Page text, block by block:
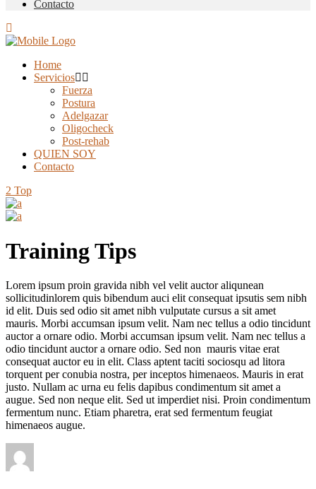
Contacto
Home
Servicios
Fuerza
Postura
Adelgazar
Oligocheck
Post-rehab
QUIEN SOY
Contacto
Top
Training Tips
Lorem ipsum proin gravida nibh vel velit auctor aliqunean
sollicitudinlorem quis bibendum auci elit consequat ipsutis sem nibh
id elit. Duis sed odio sit amet nibh vulputate cursus a sit amet
mauris. Morbi accumsan ipsum velit. Nam nec tellus a odio tincidunt
auctor a ornare odio. Morbi accumsan ipsum velit. Nam nec tellus a
odio tincidunt auctor a ornare odio. Sed non mauris vitae erat
consequat auctor eu in elit. Class aptent taciti sociosqu ad litora
torquent per conubia nostra, per inceptos himenaeos. Mauris in erat
justo. Nullam ac urna eu felis dapibus condimentum sit amet a
augue. Sed non neque elit. Sed ut imperdiet nisi. Proin condimentum
fermentum nunc. Etiam pharetra, erat sed fermentum feugiat
himenaeos augue.